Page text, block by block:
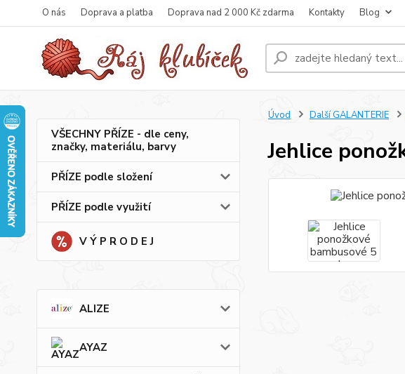
O nás Doprava a platba Doprava nad 2 000 Kč zdarma Kontakty Blog
VŠECHNY PŘÍZE - dle ceny,
značky, materiálu, barvy
PŘÍZE podle složení
PŘÍZE podle využití
V Ý P R O D E J
ALIZE
AYAZ
Úvod Další GALANTERIE
Jehlice